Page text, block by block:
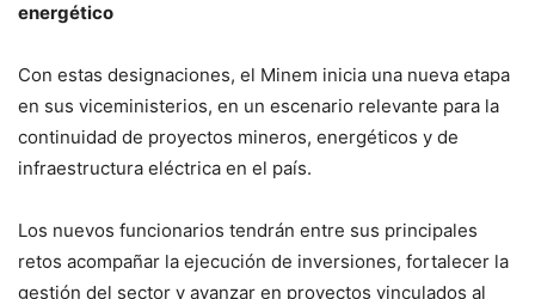
energético
Con estas designaciones, el Minem inicia una nueva etapa
en sus viceministerios, en un escenario relevante para la
continuidad de proyectos mineros, energéticos y de
infraestructura eléctrica en el país.
Los nuevos funcionarios tendrán entre sus principales
retos acompañar la ejecución de inversiones, fortalecer la
gestión del sector y avanzar en proyectos vinculados al